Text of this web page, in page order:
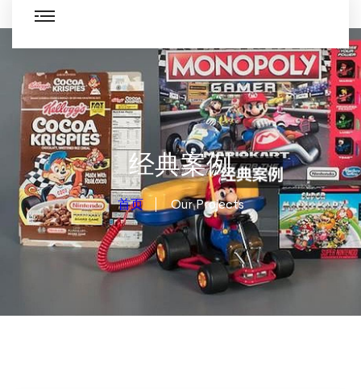
经典案例
首页 Our Projects